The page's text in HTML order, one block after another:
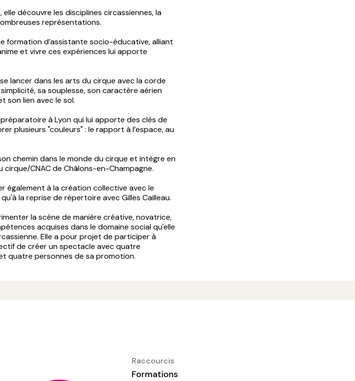
découvre les disciplines circassiennes, la
représentations.
formation d’assistante socio-éducative, alliant
et vivre ces expériences lui apporte
lancer dans les arts du cirque avec la corde
sa souplesse, son caractère aérien
son lien avec le sol.
à Lyon qui lui apporte des clés de
plusieurs "couleurs" : le rapport à l’espace, au
chemin dans le monde du cirque et intègre en
CNAC de Châlons-en-Champagne.
également à la création collective avec le
la reprise de répertoire avec Gilles Cailleau.
la scène de manière créative, novatrice,
acquises dans le domaine social qu'elle
Elle a pour projet de participer à
de créer un spectacle avec quatre
quatre personnes de sa promotion.
Raccourcis
Formations